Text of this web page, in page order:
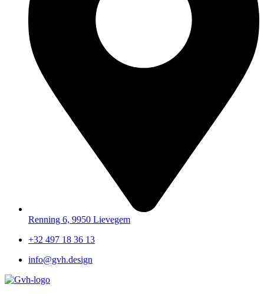
Renning 6, 9950 Lievegem
+32 497 18 36 13
info@gvh.design